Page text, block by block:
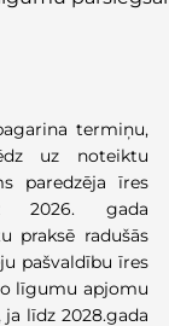
termiņu,
uz noteiktu
paredzēja īres
2026. gada
praksē radušās
pašvaldību īres
līgumu apjomu
ja līdz 2028.gada